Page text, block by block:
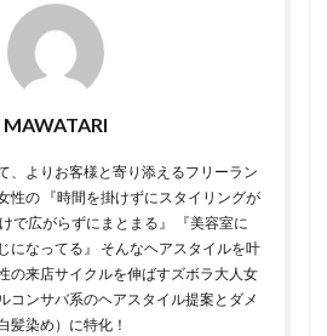
MAWATARI
、よりお客様と寄り添えるフリーラン
性の 『時間を掛けずにスタイリングが
で広がらずにまとまる』 『美容室に
になってる』 そんなヘアスタイルを叶
の来店サイクルを伸ばすズボラ大人女
コンサバ系のヘアスタイル提案とダメ
髪染め）に特化！